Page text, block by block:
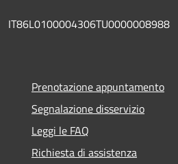
IT86L0100004306TU0000008988
Prenotazione appuntamento
Segnalazione disservizio
Leggi le FAQ
Richiesta di assistenza